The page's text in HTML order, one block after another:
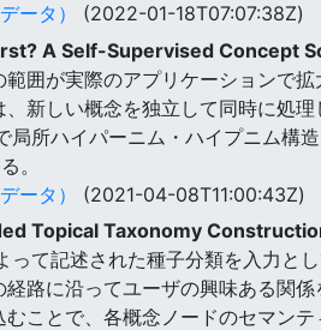
ータ）
(2022-01-18T07:07:38Z)
A Self-Supervised Concept
範囲が実際のアプリケーションで
新しい概念を独立して同時に処
局所ハイパーニム・ハイプニム構
。
ータ）
(2021-04-08T11:00:43Z)
Topical Taxonomy
って記述された種子分類を入力と
経路に沿ってユーザの興味ある関
ことで、各概念ノードのセマンテ